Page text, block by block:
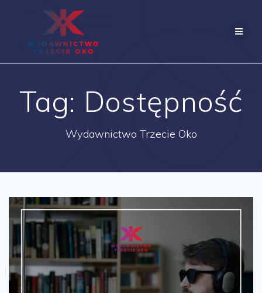
Tag: Dostępność
Wydawnictwo Trzecie Oko